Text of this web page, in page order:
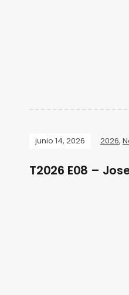
junio 14, 2026 2026,
T2026 E08 –